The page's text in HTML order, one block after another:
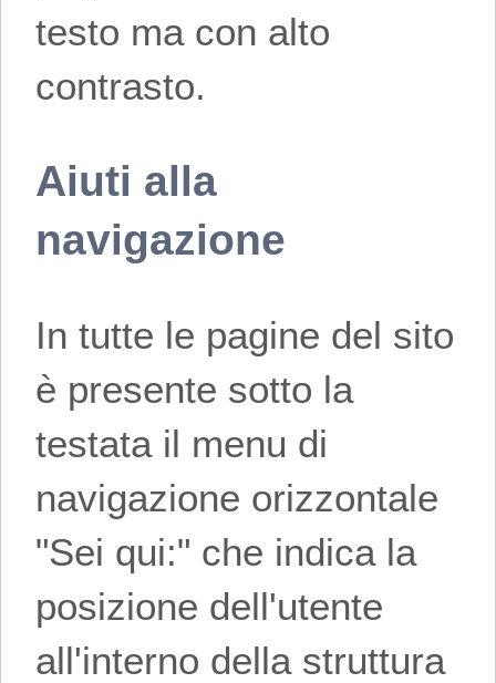
testo ma con alto
contrasto.
Aiuti alla
navigazione
In tutte le pagine del sito
è presente sotto la
testata il menu di
navigazione orizzontale
"Sei qui:" che indica la
posizione dell'utente
all'interno della struttura